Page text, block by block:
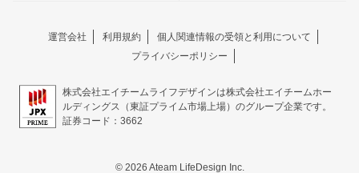
運営会社 利用規約
個人関連情報の受領と利用について
プライバシーポリシー
株式会社エイチームライフデザインは株式会社エイチームホー
ルディングス（東証プライム市場上場）のグループ企業です。
証券コード：3662
© 2026 Ateam LifeDesign Inc.